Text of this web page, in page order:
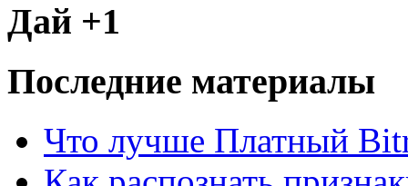
Дай +1
Последние материалы
Что лучше Платный